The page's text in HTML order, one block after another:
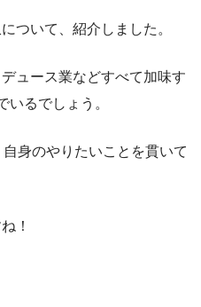
ついて、紹介しました。
ュース業などすべて加味す
いるでしょう。
身のやりたいことを貫いて
！